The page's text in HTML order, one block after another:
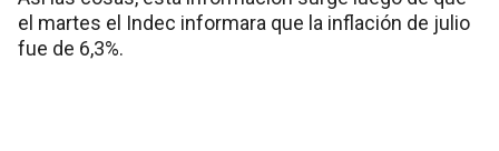
el martes el Indec informara que la inflación de julio
fue de 6,3%.